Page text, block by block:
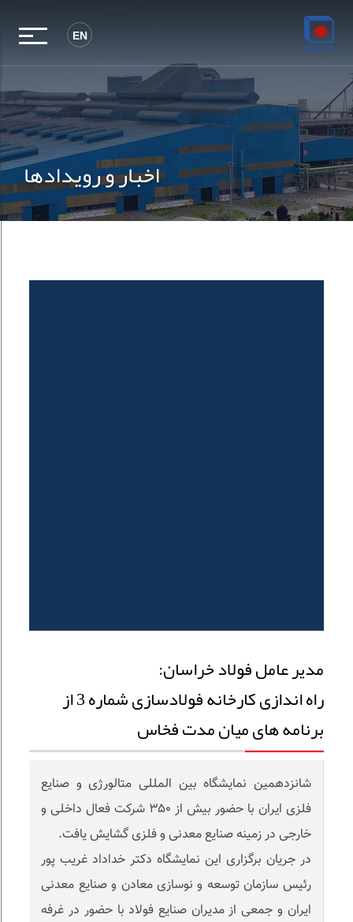
EN
اخبار و رویدادها
مدیر عامل فولاد خراسان:
راه اندازی کارخانه فولادسازی شماره 3 از
برنامه های میان مدت فخاس
شانزدهمین نمایشگاه بین المللی متالورژی و صنایع
فلزی ایران با حضور بیش از ۳۵۰ شرکت فعال داخلی و
خارجی در زمینه صنایع معدنی و فلزی گشایش یافت.
در جریان برگزاری این نمایشگاه دکتر خداداد غریب پور
رئیس سازمان توسعه و نوسازی معادن و صنایع معدنی
ایران و جمعی از مدیران صنایع فولاد با حضور در غرفه